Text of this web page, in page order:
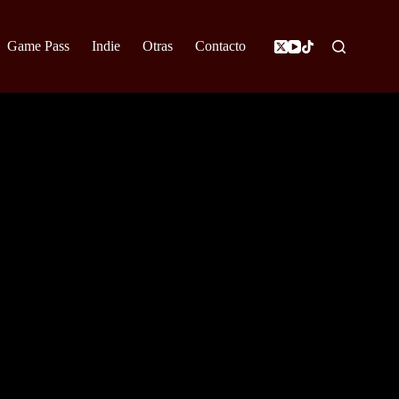
Game Pass Indie Otras Contacto